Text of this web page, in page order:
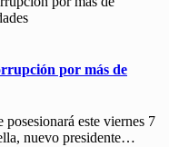
por más de
este viernes 7
nuevo presidente…